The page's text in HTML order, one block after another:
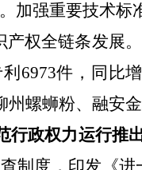
加强重要技术
产权全链条发展
6973件，同比
州螺蛳粉、融安
行政权力运行推
制度，印发《